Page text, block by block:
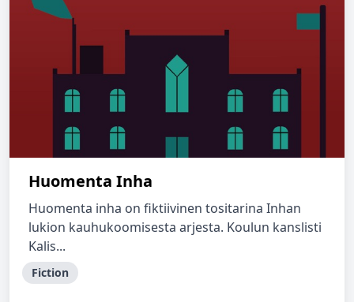
Huomenta Inha
Huomenta inha on fiktiivinen tositarina Inhan
lukion kauhukoomisesta arjesta. Koulun kanslisti
Kalis...
Fiction